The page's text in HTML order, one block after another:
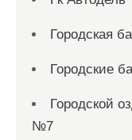
Городская
Городские
Городской
№7